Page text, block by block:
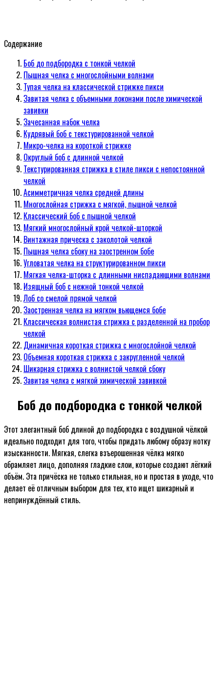
Содержание
Боб до подбородка с тонкой челкой
Пышная челка с многослойными волнами
Тупая челка на классической стрижке пикси
Завитая челка с объемными локонами после химической
завивки
Зачесанная набок челка
Кудрявый боб с текстурированной челкой
Микро-челка на короткой стрижке
Округлый боб с длинной челкой
Текстурированная стрижка в стиле пикси с непостоянной
челкой
Асимметричная челка средней длины
Многослойная стрижка с мягкой, пышной челкой
Классический боб с пышной челкой
Мягкий многослойный крой челкой-шторкой
Винтажная прическа с заколотой челкой
Пышная челка сбоку на заостренном бобе
Угловатая челка на структурированном пикси
Мягкая челка-шторка с длинными ниспадающими волнами
Изящный боб с нежной тонкой челкой
Лоб со смелой прямой челкой
Заостренная челка на мягком вьющемся бобе
Классическая волнистая стрижка с разделенной на пробор
челкой
Динамичная короткая стрижка с многослойной челкой
Объемная короткая стрижка с закругленной челкой
Шикарная стрижка с волнистой челкой сбоку
Завитая челка с мягкой химической завивкой
Боб до подбородка с тонкой челкой
Этот элегантный боб длиной до подбородка с воздушной чёлкой
идеально подходит для того, чтобы придать любому образу нотку
изысканности. Мягкая, слегка взъерошенная чёлка мягко
обрамляет лицо, дополняя гладкие слои, которые создают лёгкий
объём. Эта причёска не только стильная, но и простая в уходе, что
делает её отличным выбором для тех, кто ищет шикарный и
непринуждённый стиль.